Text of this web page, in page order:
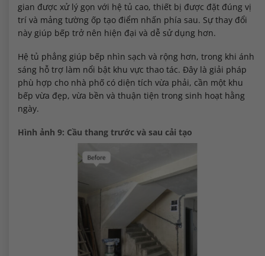
gian được xử lý gọn với hệ tủ cao, thiết bị được đặt đúng vị
trí và mảng tường ốp tạo điểm nhấn phía sau. Sự thay đổi
này giúp bếp trở nên hiện đại và dễ sử dụng hơn.
Hệ tủ phẳng giúp bếp nhìn sạch và rộng hơn, trong khi ánh
sáng hỗ trợ làm nổi bật khu vực thao tác. Đây là giải pháp
phù hợp cho nhà phố có diện tích vừa phải, cần một khu
bếp vừa đẹp, vừa bền và thuận tiện trong sinh hoạt hằng
ngày.
Hình ảnh 9: Cầu thang trước và sau cải tạo